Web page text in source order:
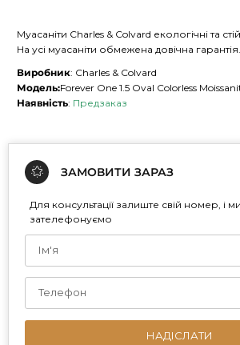
Муасаніти Charles & Colvard екологічні та
На усі муасаніти обмежена довічна гарантія.
Виробник: Charles & Colvard
Модель:Forever One 1.5 Oval Colorless
Наявність: Предзаказ
ЗАМОВИТИ ЗАРАЗ
Для консультації залиште свій номер, і
зателефонуємо
НАДІСЛАТИ